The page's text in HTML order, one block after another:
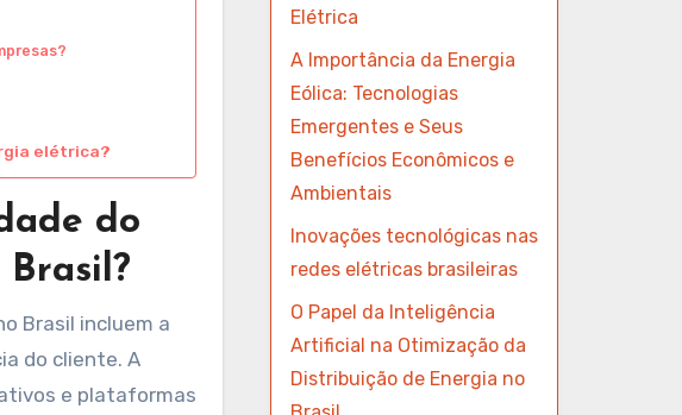
elétrica?
do
do cliente. A
e plataformas
Elétrica
A Importância da Energia
Eólica: Tecnologias
Emergentes e Seus
Benefícios Econômicos e
Ambientais
Inovações tecnológicas nas
redes elétricas brasileiras
O Papel da Inteligência
Artificial na Otimização da
Distribuição de Energia no